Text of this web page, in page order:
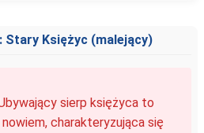
Stary Księżyc (malejący)
sierp księżyca to
charakteryzująca się